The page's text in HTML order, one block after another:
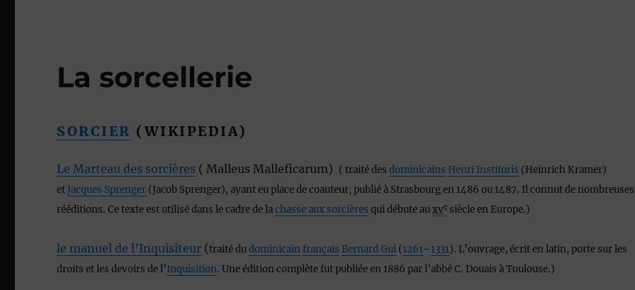
La sorcellerie
SORCIER (WIKIPEDIA)
Le Marteau des sorcières ( Malleus Malleficarum) ( traité desdominicains Henri Institoris (Heinrich Kramer)
et Jacques Sprenger (Jacob Sprenger), ayant eu place de coauteur, publié à Strasbourg en 1486 ou 1487. Il connut de nombreuses
rééditions. Ce texte est utilisé dans le cadre de lachasse aux sorcières qui débute auxve siècle en Europe.)
le manuel de l’Inquisiteur (traité dudominicainfrançais Bernard Gui (1261–1331). L’ouvrage, écrit en latin, porte sur les
droits et les devoirs de l’Inquisition. Une édition complète fut publiée en 1886 par l’abbé C. Douais à Toulouse.)